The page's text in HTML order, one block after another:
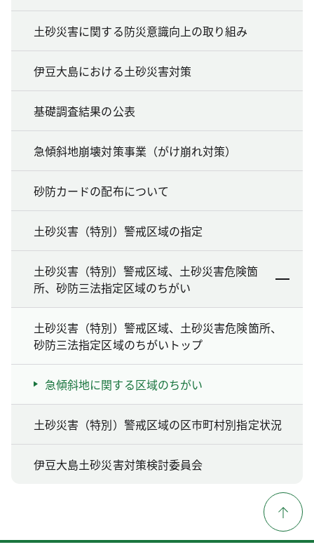
土砂災害に関する防災意識向上の取り組み
伊豆大島における土砂災害対策
基礎調査結果の公表
急傾斜地崩壊対策事業（がけ崩れ対策）
砂防カードの配布について
土砂災害（特別）警戒区域の指定
土砂災害（特別）警戒区域、土砂災害危険箇
所、砂防三法指定区域のちがい
土砂災害（特別）警戒区域、土砂災害危険箇所、
砂防三法指定区域のちがいトップ
急傾斜地に関する区域のちがい
土砂災害（特別）警戒区域の区市町村別指定状況
伊豆大島土砂災害対策検討委員会